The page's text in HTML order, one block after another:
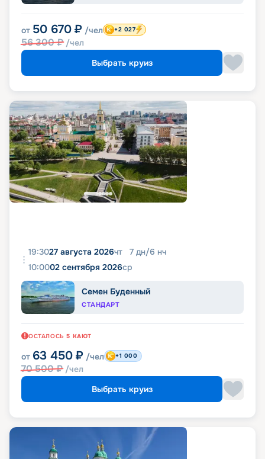
от 50 670 ₽ /чел
56 300₽ /чел
+2 027
Выбрать круиз
19:3027 августа 2026чт 7 дн/6 нч
10:0002 сентября 2026ср
Семен Буденный
СТАНДАРТ
ОСТАЛОСЬ 5 КАЮТ
от 63 450 ₽ /чел
70 500₽ /чел
+1 000
Выбрать круиз